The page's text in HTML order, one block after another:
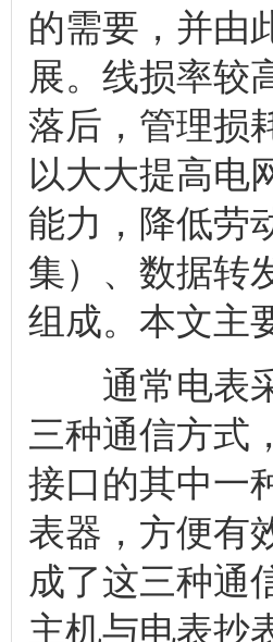
的需要，并由
展。线损率较
落后，管理损
以大大提高电
能力，降低劳
集）、数据转
组成。本文主
通常电表采
三种通信方式
接口的其中一
表器，方便有
成了这三种通
主机与电表抄